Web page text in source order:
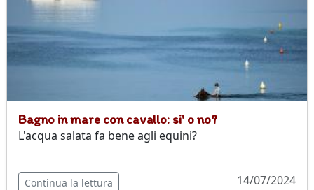
Bagno in mare con cavallo: si' o no?
L'acqua salata fa bene agli equini?
Continua la lettura 14/07/2024